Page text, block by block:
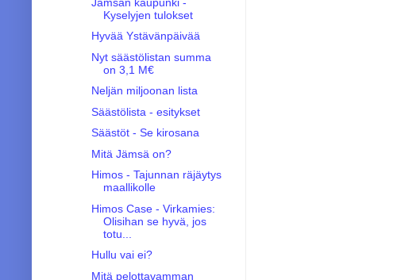
Kyselyjen tulokset
Hyvää Ystävänpäivää
Nyt säästölistan summa
on 3,1 M€
Neljän miljoonan lista
Säästölista - esitykset
Säästöt - Se kirosana
Mitä Jämsä on?
Himos - Tajunnan räjäytys
maallikolle
Himos Case - Virkamies:
Olisihan se hyvä, jos
totu...
Hullu vai ei?
Mitä pelottavamman